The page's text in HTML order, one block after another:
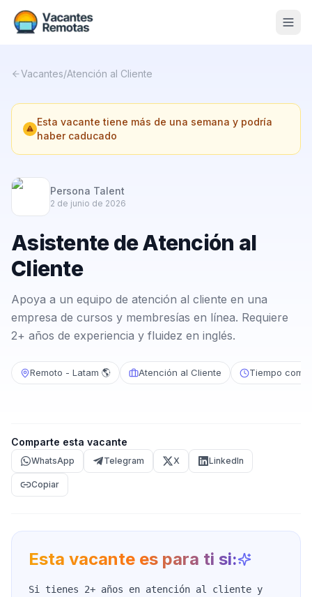
Nosotros
Contacto
Calculadora Freelance
Vacantes/Atención al Cliente
Esta vacante tiene más de una semana y podría
haber caducado
Persona Talent
2 de junio de 2026
Asistente de Atención al
Cliente
Apoya a un equipo de atención al cliente en una
empresa de cursos y membresías en línea. Requiere
2+ años de experiencia y fluidez en inglés.
Remoto - Latam 🌎 Atención al Cliente Tiempo
Comparte esta vacante
WhatsApp Telegram X LinkedIn
Copiar
Esta vacante es para ti si:
Si tienes 2+ años en atención al cliente y